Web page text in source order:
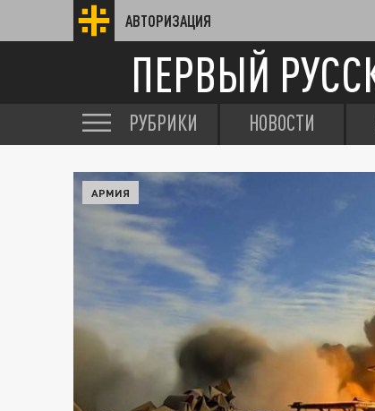
АВТОРИЗАЦИЯ
ПЕРВЫЙ
РУБРИКИ НОВОСТИ
АРМИЯ